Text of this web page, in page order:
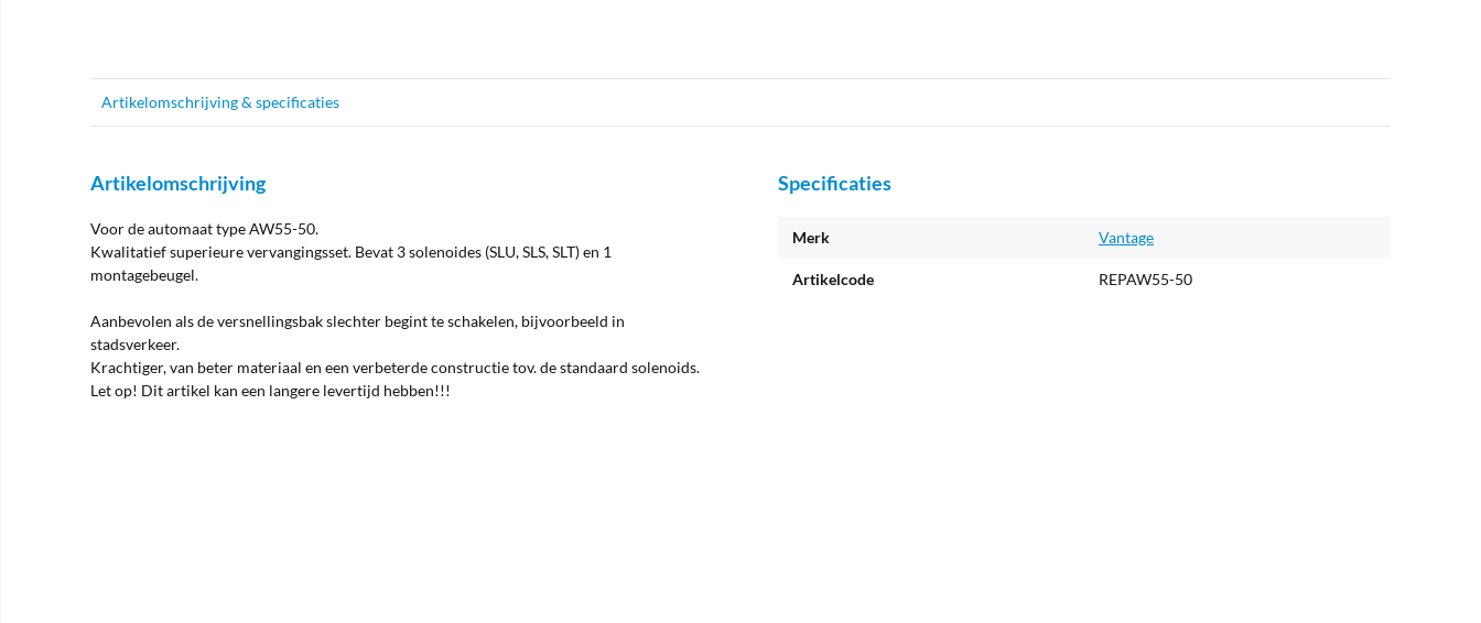
Artikelomschrijving & specificaties
Artikelomschrijving
Voor de automaat type AW55-50.
Kwalitatief superieure vervangingsset. Bevat 3 solenoides (SLU, SLS, SLT) en 1
montagebeugel.
Aanbevolen als de versnellingsbak slechter begint te schakelen, bijvoorbeeld in
stadsverkeer.
Krachtiger, van beter materiaal en een verbeterde constructie tov. de standaard solenoids.
Let op! Dit artikel kan een langere levertijd hebben!!!
Specificaties
Merk Vantage
Artikelcode REPAW55-50